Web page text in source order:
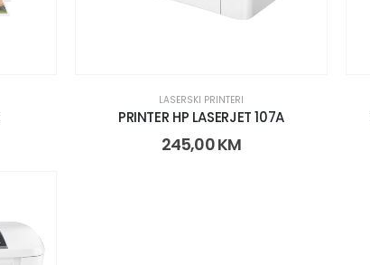
LASERSKI PRINTERI
PRINTER HP LASERJET 107A
245,00KM